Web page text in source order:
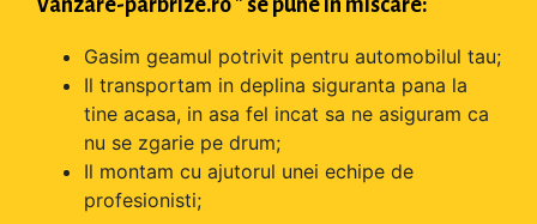
Gasim geamul potrivit pentru automobilul tau;
Il transportam in deplina siguranta pana la
tine acasa, in asa fel incat sa ne asiguram ca
nu se zgarie pe drum;
Il montam cu ajutorul unei echipe de
profesionisti;